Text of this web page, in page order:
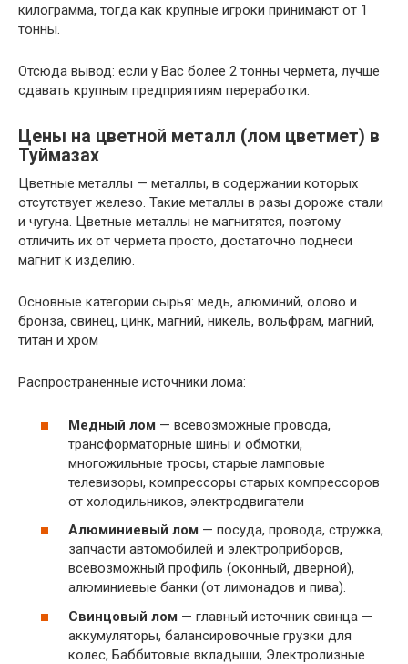
килограмма, тогда как крупные игроки принимают от 1
тонны.
Отсюда вывод: если у Вас более 2 тонны чермета, лучше
сдавать крупным предприятиям переработки.
Цены на цветной металл (лом цветмет) в
Туймазах
Цветные металлы — металлы, в содержании которых
отсутствует железо. Такие металлы в разы дороже стали
и чугуна. Цветные металлы не магнитятся, поэтому
отличить их от чермета просто, достаточно поднеси
магнит к изделию.
Основные категории сырья: медь, алюминий, олово и
бронза, свинец, цинк, магний, никель, вольфрам, магний,
титан и хром
Распространенные источники лома:
Медный лом — всевозможные провода,
трансформаторные шины и обмотки,
многожильные тросы, старые ламповые
телевизоры, компрессоры старых компрессоров
от холодильников, электродвигатели
Алюминиевый лом — посуда, провода, стружка,
запчасти автомобилей и электроприборов,
всевозможный профиль (оконный, дверной),
алюминиевые банки (от лимонадов и пива).
Свинцовый лом — главный источник свинца —
аккумуляторы, балансировочные грузки для
колес, Баббитовые вкладыши, Электролизные